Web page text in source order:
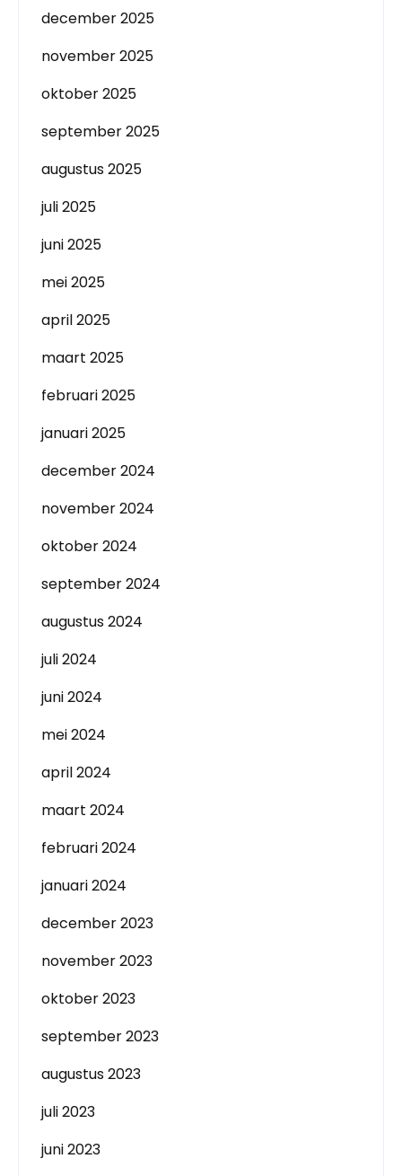
december 2025
november 2025
oktober 2025
september 2025
augustus 2025
juli 2025
juni 2025
mei 2025
april 2025
maart 2025
februari 2025
januari 2025
december 2024
november 2024
oktober 2024
september 2024
augustus 2024
juli 2024
juni 2024
mei 2024
april 2024
maart 2024
februari 2024
januari 2024
december 2023
november 2023
oktober 2023
september 2023
augustus 2023
juli 2023
juni 2023